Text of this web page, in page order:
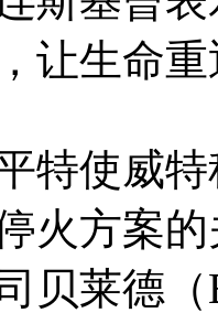
让生命
特使威
火方案
贝莱德